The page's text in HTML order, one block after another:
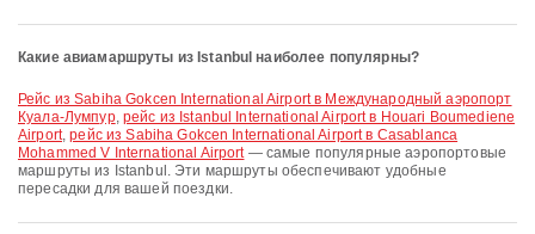
Какие авиамаршруты из Istanbul наиболее популярны?
рейс из Sabiha Gokcen International Airport в Международный аэропорт
Куала-Лумпур, рейс из Istanbul International Airport в Houari Boumediene
Airport,рейс из Sabiha Gokcen International Airport в Casablanca
Mohammed V International Airport— самые популярные аэропортовые
маршруты из Istanbul. Эти маршруты обеспечивают удобные
пересадки для вашей поездки.